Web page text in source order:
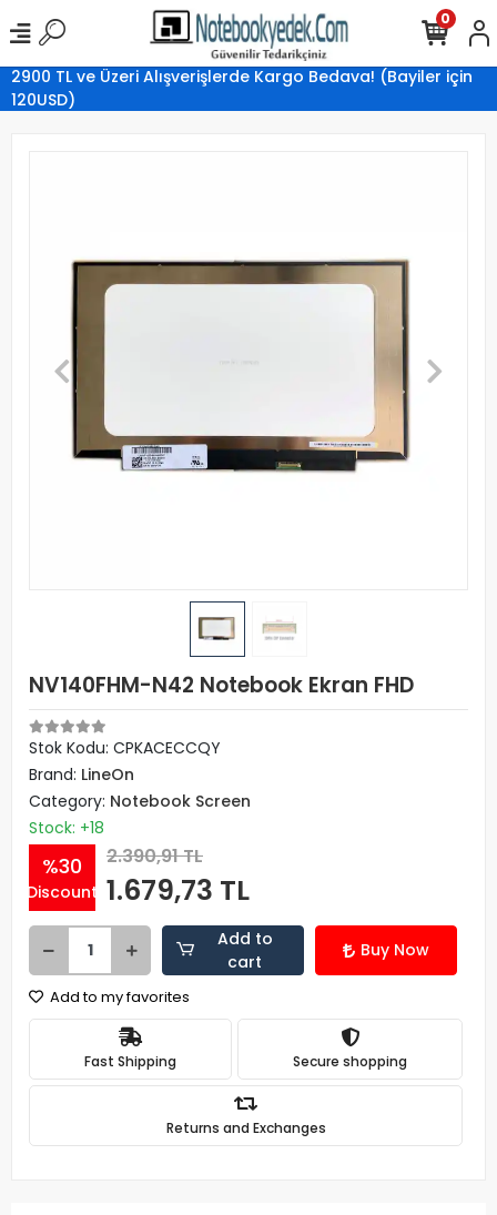
2900 TL ve Üzeri Alışverişlerde Kargo Bedava! (Bayiler için
120USD)
0
NV140FHM-N42 Notebook Ekran FHD
Stok Kodu: CPKACECCQY
Brand: LineOn
Category: Notebook Screen
Stock: +18
%30
Discount
2.390,91 TL
1.679,73 TL
Add to
cart
Buy Now
Add to my favorites
Fast Shipping Secure shopping
Returns and Exchanges